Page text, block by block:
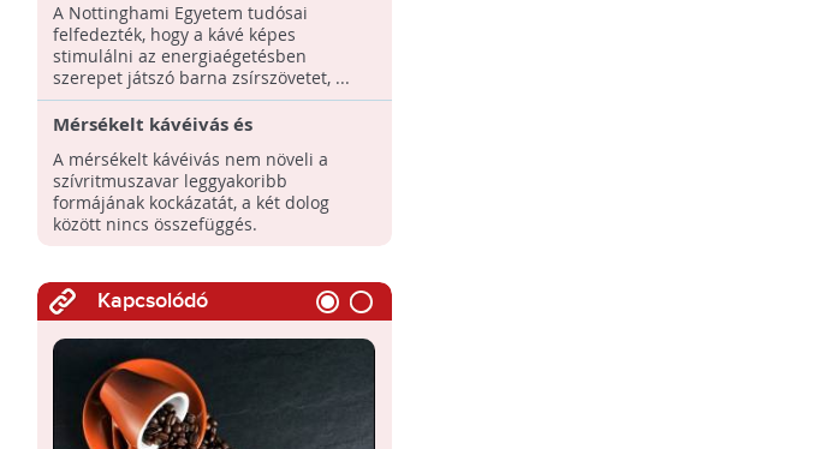
A világ kávétermelése
A Nottinghami Egyetem tudósai
felfedezték, hogy a kávé képes
stimulálni az energiaégetésben
szerepet játszó barna zsírszövetet, ...
Mérsékelt kávéivás és
szívritmuszavar: van kapcsolat?
A mérsékelt kávéivás nem növeli a
szívritmuszavar leggyakoribb
formájának kockázatát, a két dolog
között nincs összefüggés.
Kapcsolódó